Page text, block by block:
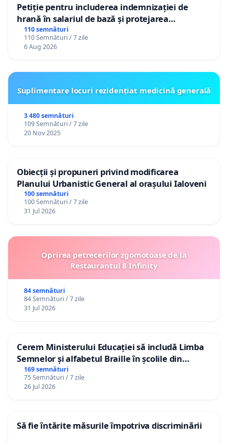
Petiție pentru includerea indemnizației de
hrană în salariul de bază și protejarea
gradațiilor de vechime pentru asistenții
personali
110 semnături
110 Semnături / 7 zile
6 Aug 2026
Suplimentare locuri rezidențiat medicină generală
3 480 semnături
109 Semnături / 7 zile
20 Nov 2025
Obiecții și propuneri privind modificarea
Planului Urbanistic General al orașului Ialoveni
100 semnături
100 Semnături / 7 zile
31 Jul 2026
Oprirea petrecerilor zgomotoase de la
Restaurantul 8 Infinity
84 semnături
84 Semnături / 7 zile
31 Jul 2026
Cerem Ministerului Educației să includă Limba
Semnelor și alfabetul Braille în școlile din
Republica Moldova!
169 semnături
75 Semnături / 7 zile
26 Jul 2026
Să fie întărite măsurile împotriva discriminării